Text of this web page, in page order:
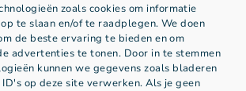
zoals cookies om informatie
te slaan en/of te raadplegen. We doen
de beste ervaring te bieden en om
advertenties te tonen. Door in te stemmen
kunnen we gegevens zoals bladeren
op deze site verwerken. Als je geen
orkestvideo